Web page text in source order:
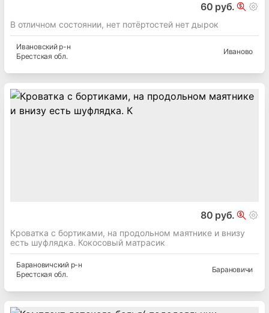
60 руб.
В отличном состоянии, нет потёртостей нет дырок
Ивановскийр-н
Брестская обл.
Иваново
80 руб.
Кроватка с бортиками, на продольном маятнике и внизу
есть шуфлядка. Кокосовый матрасик
Барановичскийр-н
Брестская обл.
Барановичи